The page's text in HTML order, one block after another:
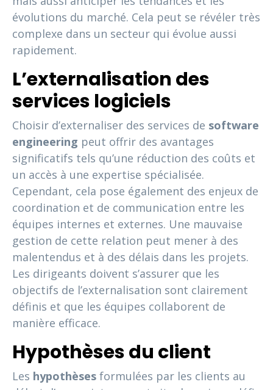
évolutions du marché. Cela peut se révéler très
complexe dans un secteur qui évolue aussi
rapidement.
L’externalisation des
services logiciels
Choisir d’externaliser des services de software
engineering peut offrir des avantages
significatifs tels qu’une réduction des coûts et
un accès à une expertise spécialisée.
Cependant, cela pose également des enjeux de
coordination et de communication entre les
équipes internes et externes. Une mauvaise
gestion de cette relation peut mener à des
malentendus et à des délais dans les projets.
Les dirigeants doivent s’assurer que les
objectifs de l’externalisation sont clairement
définis et que les équipes collaborent de
manière efficace.
Hypothèses du client
Les hypothèses formulées par les clients au